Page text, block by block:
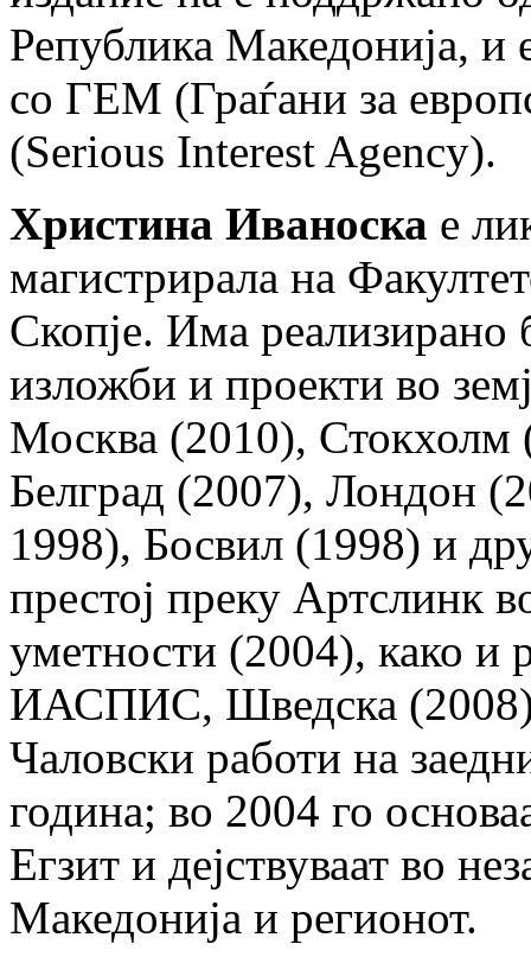
Република Македонија, и
со ГЕМ (Граѓани за
(Serious Interest Agency).
Христина Иваноска е
магистрирала на
Скопје. Има реализирано
изложби и проекти во
Москва (2010),
Белград (2007), Лондон
1998), Босвил (1998) и
престој преку Артслинк
уметности (2004), како и
ИАСПИС, Шведска (2008).
Чаловски работи на
година; во 2004 го
Егзит и дејствуваат во
Mакедонија и регионот.